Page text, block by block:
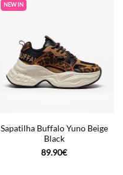
NEW IN
Sapatilha Buffalo Yuno Beige
Black
89.90€